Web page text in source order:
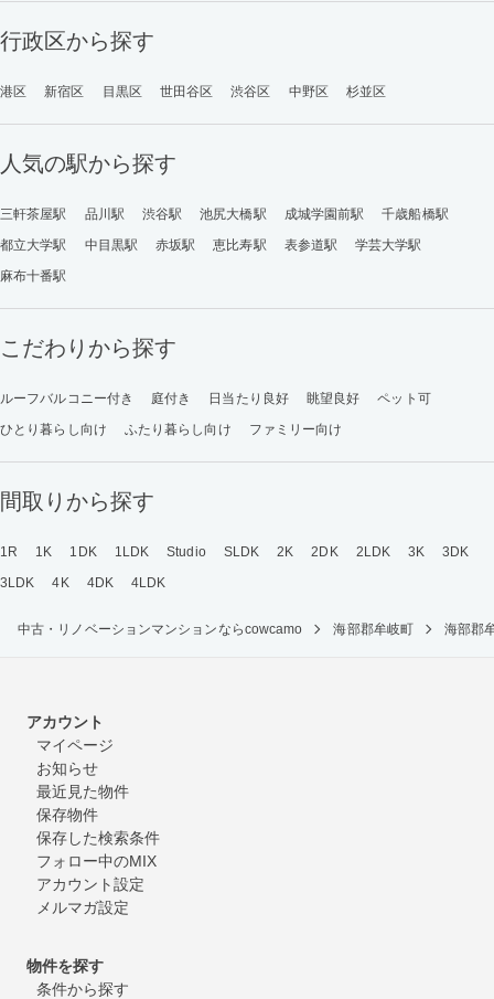
行政区から探す
港区 新宿区 目黒区 世田谷区 渋谷区 中野区 杉並区
人気の駅から探す
三軒茶屋駅 品川駅 渋谷駅 池尻大橋駅 成城学園前駅
千歳船橋駅
都立大学駅
中目黒駅 赤坂駅 恵比寿駅 表参道駅
学芸大学駅
麻布十番駅
こだわりから探す
ルーフバルコニー付き 庭付き 日当たり良好 眺望良好
ペット可
ひとり暮らし向け
ふたり暮らし向け ファミリー向け
間取りから探す
1R 1K 1DK 1LDK Studio SLDK 2K 2DK 2LDK 3K
3DK
3LDK
4K 4DK 4LDK
中古・リノベーションマンションならcowcamo 海部郡牟岐町 海部郡
アカウント
マイページ
お知らせ
最近見た物件
保存物件
保存した検索条件
フォロー中のMIX
アカウント設定
メルマガ設定
物件を探す
条件から探す